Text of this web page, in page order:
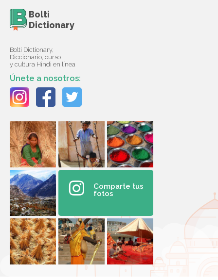
Bolti
Dictionary
Bolti Dictionary,
Diccionario, curso
y cultura Hindi en línea
Únete a nosotros:
Comparte tus
fotos